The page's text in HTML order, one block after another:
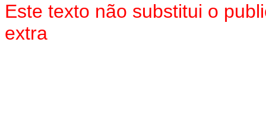
Este texto não substitui o
extra